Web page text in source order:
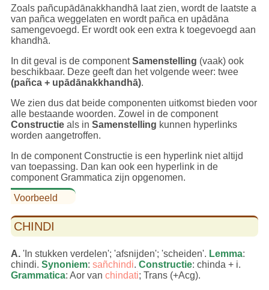
Zoals pañcupādānakkhandhā laat zien, wordt de laatste a
van pañca weggelaten en wordt pañca en upādāna
samengevoegd. Er wordt ook een extra k toegevoegd aan
khandhā.
In dit geval is de componentSamenstelling (vaak) ook
beschikbaar. Deze geeft dan het volgende weer: twee
(pañca + upādānakkhandhā).
We zien dus dat beide componenten uitkomst bieden voor
alle bestaande woorden. Zowel in de component
Constructieals in Samenstelling kunnen hyperlinks
worden aangetroffen.
In de component Constructie is een hyperlink niet altijd
van toepassing. Dan kan ook een hyperlink in de
component Grammatica zijn opgenomen.
Voorbeeld
CHINDI
A.'In stukken verdelen'; 'afsnijden'; 'scheiden'. Lemma:
chindi. Synoniem: sañchindi. Constructie: chinda + i.
Grammatica: Aor van chindati; Trans (+Acg).